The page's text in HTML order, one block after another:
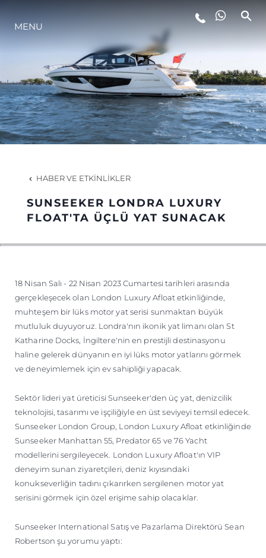
YAŞAM ŞEKLİ
YENILIK
ŞİRKET
MİRAS
TEKNENIZIN PIYASA DEĞERINI
MENU
HABER VE ETKINLIKLER
SUNSEEKER LONDRA LUXURY
FLOAT'TA ÜÇLÜ YAT SUNACAK
18 Nisan Salı - 22 Nisan 2023 Cumartesi tarihleri arasında
gerçekleşecek olan London Luxury Afloat etkinliğinde,
muhteşem bir lüks motor yat serisi sunmaktan büyük
mutluluk duyuyoruz. Londra'nın ikonik yat limanı olan St
Katharine Docks, İngiltere'nin en prestijli destinasyonu
haline gelerek dünyanın en iyi lüks motor yatlarını görmek
ve deneyimlemek için ev sahipliği yapacak.
Sektör lideri yat üreticisi Sunseeker'den üç yat, denizcilik
teknolojisi, tasarımı ve işçiliğiyle en üst seviyeyi temsil edecek.
Sunseeker London Group, London Luxury Afloat etkinliğinde
Sunseeker Manhattan 55, Predator 65 ve 76 Yacht
modellerini sergileyecek. London Luxury Afloat'ın VIP
deneyim sunan ziyaretçileri, deniz kıyısındaki
konukseverliğin tadını çıkarırken sergilenen motor yat
serisini görmek için özel erişime sahip olacaklar.
Sunseeker International Satış ve Pazarlama Direktörü Sean
Robertson şu yorumu yaptı: